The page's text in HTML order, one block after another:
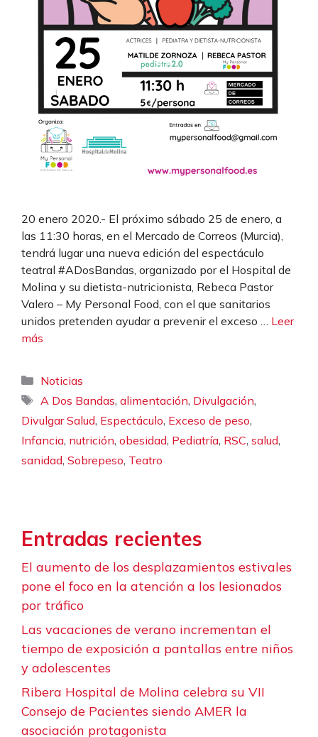
20 enero 2020.- El próximo sábado 25 de enero, a
las 11:30 horas, en el Mercado de Correos (Murcia),
tendrá lugar una nueva edición del espectáculo
teatral #ADosBandas, organizado por el Hospital de
Molina y su dietista-nutricionista, Rebeca Pastor
Valero – My Personal Food, con el que sanitarios
unidos pretenden ayudar a prevenir el exceso … Leer
más
Categorías
Noticias
Etiquetas
A Dos Bandas,alimentación, Divulgación,
Divulgar Salud, Espectáculo, Exceso de peso,
Infancia, nutrición, obesidad, Pediatría, RSC, salud,
sanidad, Sobrepeso, Teatro
Entradas recientes
El aumento de los desplazamientos estivales
pone el foco en la atención a los lesionados
por tráfico
Las vacaciones de verano incrementan el
tiempo de exposición a pantallas entre niños
y adolescentes
Ribera Hospital de Molina celebra su VII
Consejo de Pacientes siendo AMER la
asociación protagonista